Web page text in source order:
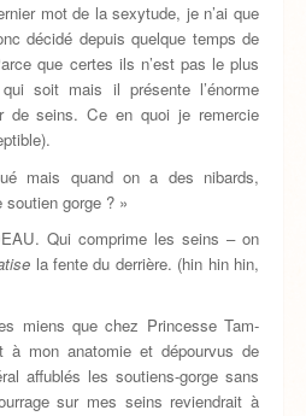
mot de la sexytude, je n’ai que
décidé depuis quelque temps de
que certes ils n’est pas le plus
soit mais il présente l’énorme
de seins. Ce en quoi je remercie
mais quand on a des nibards,
soutien gorge ? »
Qui comprime les seins – on
la fente du derrière. (hin hin hin,
miens que chez Princesse Tam-
à mon anatomie et dépourvus de
affublés les soutiens-gorge sans
sur mes seins reviendrait à